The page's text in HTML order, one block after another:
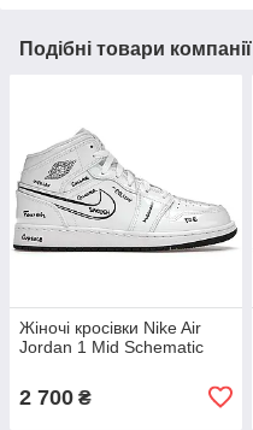
Подібні товари компанії
Жіночі кросівки Nike Air
Jordan 1 Mid Schematic
2 700 ₴